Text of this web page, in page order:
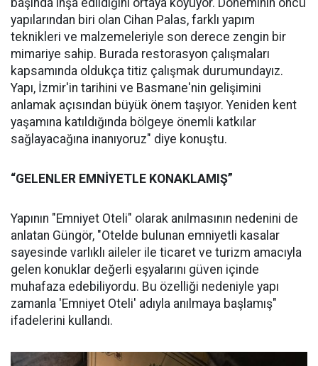
yapılarından biri olan Cihan Palas, farklı yapım
teknikleri ve malzemeleriyle son derece zengin bir
mimariye sahip. Burada restorasyon çalışmaları
kapsamında oldukça titiz çalışmak durumundayız.
Yapı, İzmir'in tarihini ve Basmane'nin gelişimini
anlamak açısından büyük önem taşıyor. Yeniden kent
yaşamına katıldığında bölgeye önemli katkılar
sağlayacağına inanıyoruz" diye konuştu.
“GELENLER EMNİYETLE KONAKLAMIŞ”
Yapının "Emniyet Oteli" olarak anılmasının nedenini de
anlatan Güngör, "Otelde bulunan emniyetli kasalar
sayesinde varlıklı aileler ile ticaret ve turizm amacıyla
gelen konuklar değerli eşyalarını güven içinde
muhafaza edebiliyordu. Bu özelliği nedeniyle yapı
zamanla 'Emniyet Oteli' adıyla anılmaya başlamış"
ifadelerini kullandı.